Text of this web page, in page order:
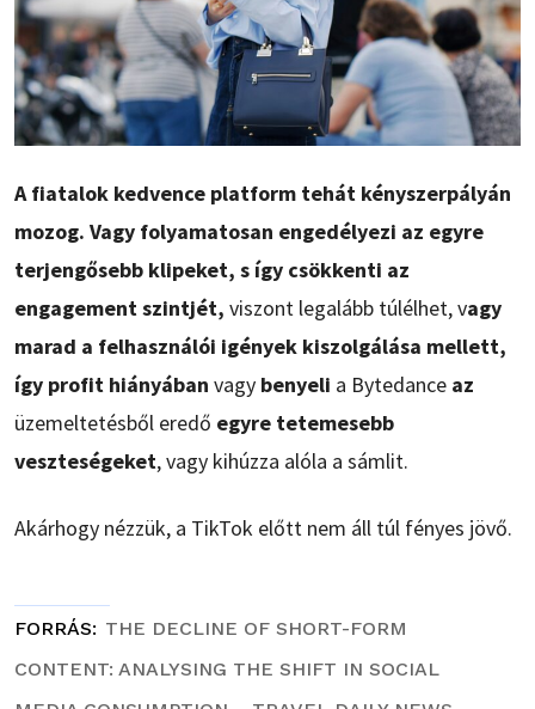
A fiatalok kedvence platform tehát kényszerpályán
mozog. Vagy folyamatosan engedélyezi az egyre
terjengősebb klipeket, s így csökkenti az
engagement szintjét, viszont legalább túlélhet, vagy
marad a felhasználói igények kiszolgálása mellett,
így profit hiányában vagy benyeli a Bytedance az
üzemeltetésből eredő egyre tetemesebb
veszteségeket, vagy kihúzza alóla a sámlit.
Akárhogy nézzük, a TikTok előtt nem áll túl fényes jövő.
FORRÁS
THE DECLINE OF SHORT-FORM
CONTENT: ANALYSING THE SHIFT IN SOCIAL